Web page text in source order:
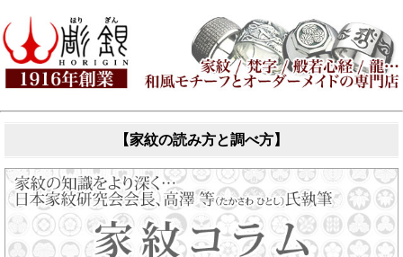
【家紋の読み方と調べ方】